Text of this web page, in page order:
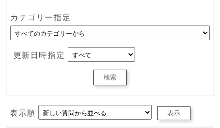
カテゴリー指定
更新日時指定
検索
表示順 表示